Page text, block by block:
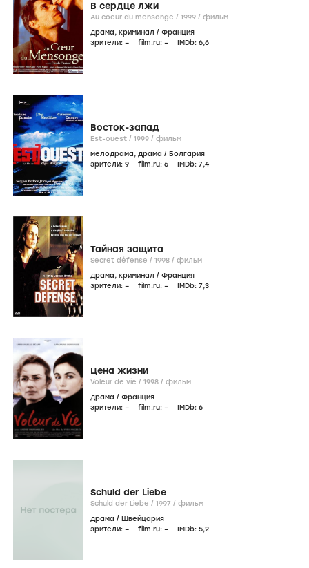
В сердце лжи
Au coeur du mensonge / 1999 / фильм
драма, криминал / Франция
зрители: – film.ru: – IMDb: 6,6
Восток-запад
Est-ouest / 1999 / фильм
мелодрама, драма / Болгария
зрители: 9 film.ru: 6 IMDb: 7,4
Тайная защита
Secret défense / 1998 / фильм
драма, криминал / Франция
зрители: – film.ru: – IMDb: 7,3
Цена жизни
Voleur de vie / 1998 / фильм
драма / Франция
зрители: – film.ru: – IMDb: 6
Schuld der Liebe
Schuld der Liebe / 1997 / фильм
драма / Швейцария
зрители: – film.ru: – IMDb: 5,2